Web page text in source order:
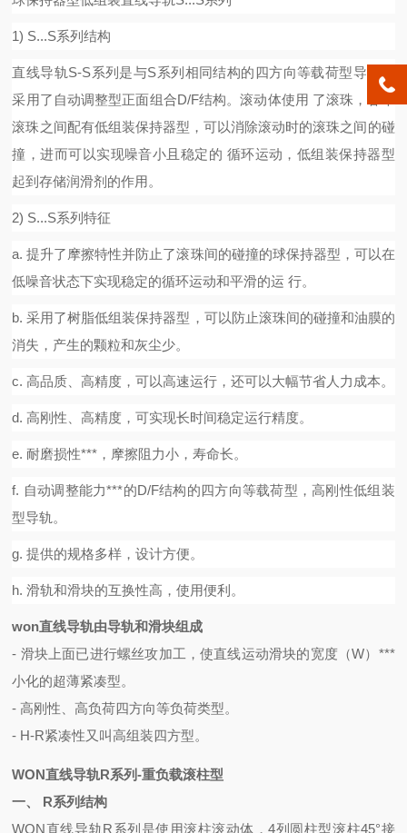
1) S...S系列结构
直线导轨S-S系列是与S系列相同结构的四方向等载荷型导轨，
采用了自动调整型正面组合D/F结构。滚动体使用 了滚珠，各个
滚珠之间配有低组装保持器型，可以消除滚动时的滚珠之间的碰
撞，进而可以实现噪音小且稳定的 循环运动，低组装保持器型
起到存储润滑剂的作用。
2) S...S系列特征
a.提升了摩擦特性并防止了滚珠间的碰撞的球保持器型，可以在
低噪音状态下实现稳定的循环运动和平滑的运 行。
b.采用了树脂低组装保持器型，可以防止滚珠间的碰撞和油膜的
消失，产生的颗粒和灰尘少。
c.高品质、高精度，可以高速运行，还可以大幅节省人力成本。
d.高刚性、高精度，可实现长时间稳定运行精度。
e. 耐磨损性***，摩擦阻力小，寿命长。
f. 自动调整能力***的D/F结构的四方向等载荷型，高刚性低组装
型导轨。
g.提供的规格多样，设计方便。
h.滑轨和滑块的互换性高，使用便利。
won直线导轨由导轨和滑块组成
- 滑块上面已进行螺丝攻加工，使直线运动滑块的宽度（W） ***
小化的超薄紧凑型。
-高刚性、高负荷四方向等负荷类型。
- H-R紧凑性又叫高组装四方型。
WON直线导轨R系列-重负载滚柱型
一、
R系列结构
WON直线导轨R系列是使用滚柱滚动体，4列圆柱型滚柱45°接